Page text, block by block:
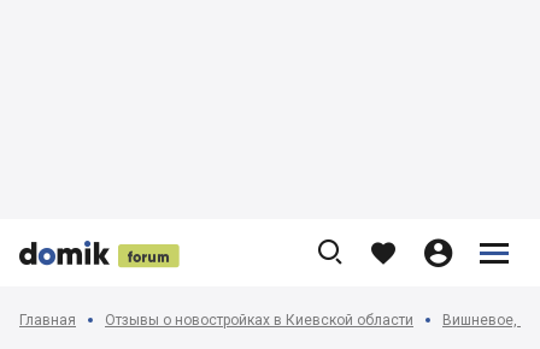


 
    


Главная Отзывы о новостройках в Киевской области Вишневое,